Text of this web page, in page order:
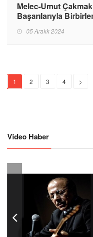
Melec-Umut
Başarılarıyla
05 Aralık 2024
1 2 3 4 >
Video Haber